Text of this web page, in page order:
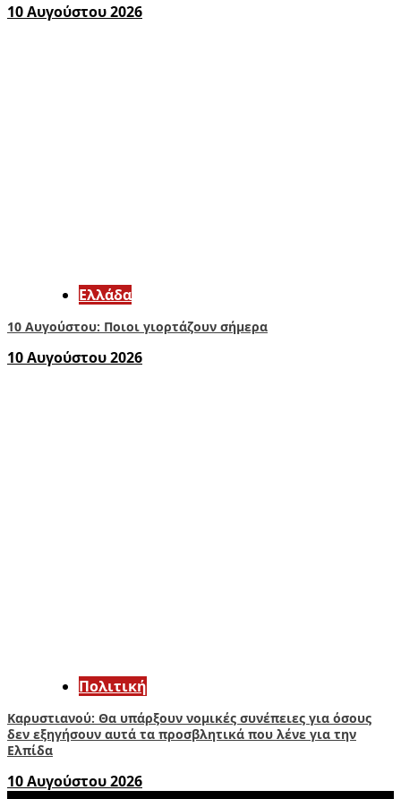
10 Αυγούστου 2026
Ελλάδα
10 Αυγούστου: Ποιοι γιορτάζουν σήμερα
10 Αυγούστου 2026
Πολιτική
Καρυστιανού: Θα υπάρξουν νομικές συνέπειες για όσους
δεν εξηγήσουν αυτά τα προσβλητικά που λένε για την
Ελπίδα
10 Αυγούστου 2026